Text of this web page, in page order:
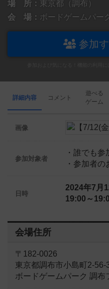
場 所： 東京都（調布）
会 場： ボードゲームパー
参加
詳細内容 コメント
遊べる
ゲーム
画像
参加対象者
・誰でも参
・参加者の
日時
2024年7月
19:00～
会場住所
〒182-0026
東京都調布市小島町2-
ボードゲームパーク 調布